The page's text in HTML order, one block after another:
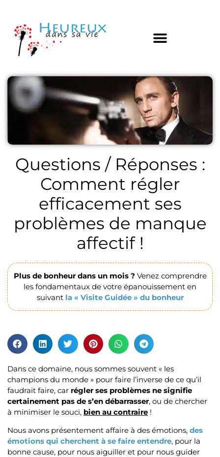
Questions / Réponses :
Comment régler
efficacement ses
problèmes de manque
affectif !
Plus de bonheur dans un mois ? Venez comprendre
les fondamentaux de votre épanouissement en
suivant la « Visite Guidée » du bonheur
Dans ce domaine, nous sommes souvent « les
champions du monde » pour faire l’inverse de ce qu’il
faudrait faire, car régler ses problèmes ne signifie
certainement pas de s’en débarrasser, ou de chercher
à minimiser le souci, bien au contraire !
Nous avons présentement affaire à des émotions, des
émotions qui cherchent à se faire entendre, pour la
bonne cause, pour nous aiguiller et pour nous guider